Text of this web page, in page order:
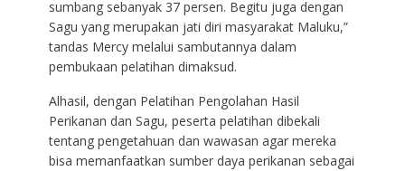
sumbang sebanyak 37 persen. Begitu juga dengan
Sagu yang merupakan jati diri masyarakat Maluku,”
tandas Mercy melalui sambutannya dalam
pembukaan pelatihan dimaksud.
Alhasil, dengan Pelatihan Pengolahan Hasil
Perikanan dan Sagu, peserta pelatihan dibekali
tentang pengetahuan dan wawasan agar mereka
bisa memanfaatkan sumber daya perikanan sebagai